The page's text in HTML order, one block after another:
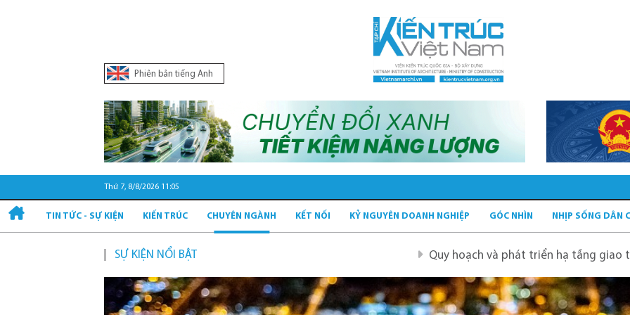
Phiên bản tiếng Anh
Thứ 7, 8/8/2026 11:05
TIN TỨC - SỰ KIỆN KIẾN TRÚC CHUYÊN NGÀNH KẾT NỐI KỶ NGUYÊN DOANH NGHIỆP GÓC NHÌN NHỊP SỐNG DÂN
SỰ KIỆN NỔI BẬT Quy hoạch và phát triển hạ tầng giao thông tĩnh